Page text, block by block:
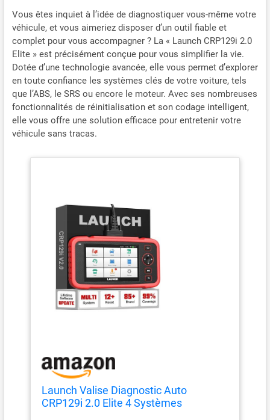
Vous êtes inquiet à l’idée de diagnostiquer vous-même votre
véhicule, et vous aimeriez disposer d’un outil fiable et
complet pour vous accompagner ? La « Launch CRP129i 2.0
Elite » est précisément conçue pour vous simplifier la vie.
Dotée d’une technologie avancée, elle vous permet d’explorer
en toute confiance les systèmes clés de votre voiture, tels
que l’ABS, le SRS ou encore le moteur. Avec ses nombreuses
fonctionnalités de réinitialisation et son codage intelligent,
elle vous offre une solution efficace pour entretenir votre
véhicule sans tracas.
Launch Valise Diagnostic Auto
CRP129i 2.0 Elite 4 Systèmes